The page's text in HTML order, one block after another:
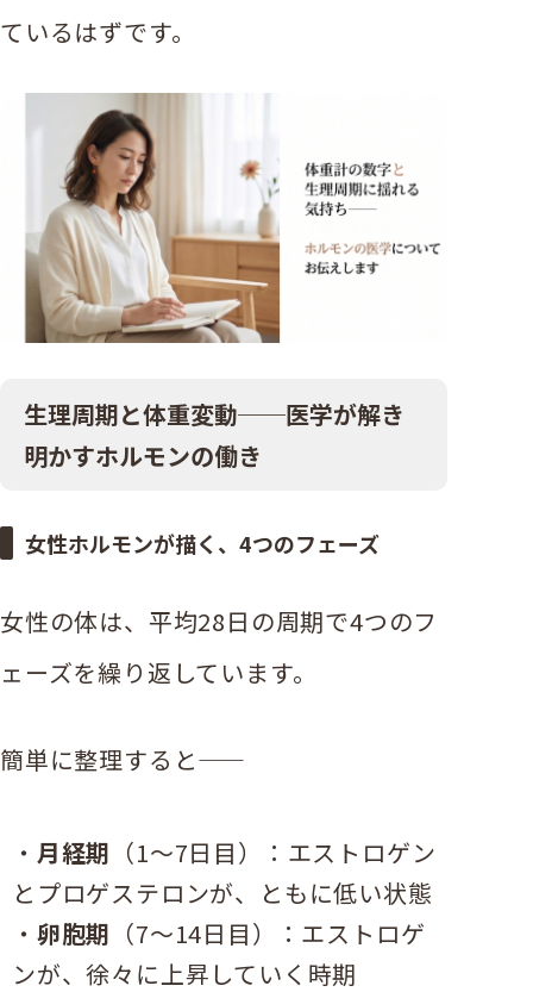
ているはずです。
生理周期と体重変動──医学が解き
明かすホルモンの働き
女性ホルモンが描く、4つのフェーズ
女性の体は、平均28日の周期で4つのフ
ェーズを繰り返しています。
簡単に整理すると——
月経期 （1〜7日目）：エストロゲン
とプロゲステロンが、ともに低い状態
卵胞期 （7〜14日目）：エストロゲ
ンが、徐々に上昇していく時期